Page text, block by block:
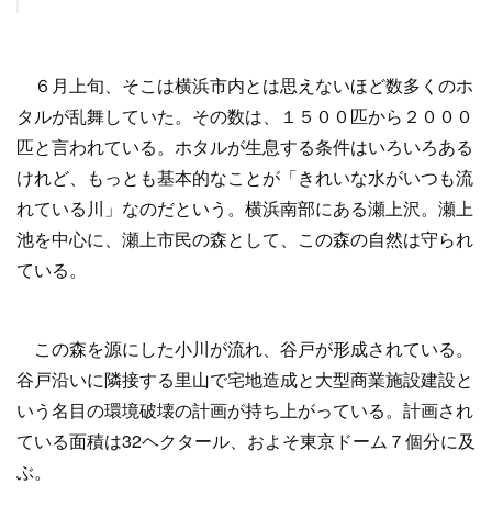
６月上旬、そこは横浜市内とは思えないほど数多くのホ
タルが乱舞していた。その数は、１５００匹から２０００
匹と言われている。ホタルが生息する条件はいろいろある
けれど、もっとも基本的なことが「きれいな水がいつも流
れている川」なのだという。横浜南部にある瀬上沢。瀬上
池を中心に、瀬上市民の森として、この森の自然は守られ
ている。
この森を源にした小川が流れ、谷戸が形成されている。
谷戸沿いに隣接する里山で宅地造成と大型商業施設建設と
いう名目の環境破壊の計画が持ち上がっている。計画され
ている面積は32ヘクタール、およそ東京ドーム７個分に及
ぶ。